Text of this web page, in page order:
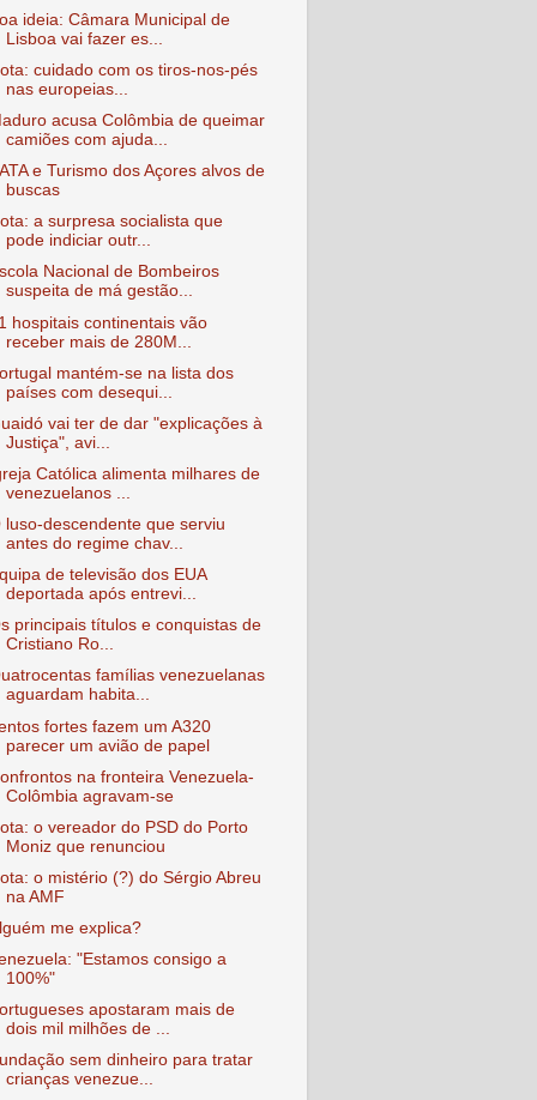
ideia: Câmara Municipal de
Lisboa vai fazer es...
cuidado com os tiros-nos-pés
nas europeias...
acusa Colômbia de queimar
camiões com ajuda...
e Turismo dos Açores alvos de
buscas
a surpresa socialista que
pode indiciar outr...
Nacional de Bombeiros
suspeita de má gestão...
hospitais continentais vão
receber mais de 280M...
mantém-se na lista dos
países com desequi...
vai ter de dar "explicações à
Justiça", avi...
Católica alimenta milhares de
venezuelanos ...
luso-descendente que serviu
antes do regime chav...
de televisão dos EUA
deportada após entrevi...
principais títulos e conquistas de
Cristiano Ro...
famílias venezuelanas
aguardam habita...
fortes fazem um A320
parecer um avião de papel
na fronteira Venezuela-
Colômbia agravam-se
o vereador do PSD do Porto
Moniz que renunciou
o mistério (?) do Sérgio Abreu
na AMF
me explica?
"Estamos consigo a
100%"
apostaram mais de
dois mil milhões de ...
sem dinheiro para tratar
crianças venezue...